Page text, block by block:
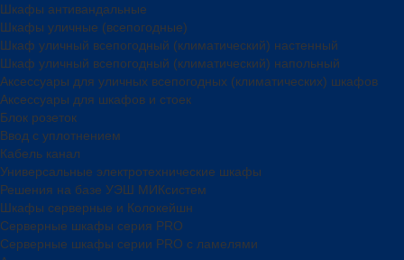
Шкафы антивандальные
Шкафы уличные (всепогодные)
Шкаф уличный всепогодный (климатический) настенный
Шкаф уличный всепогодный (климатический) напольный
Аксессуары для уличных всепогодных (климатических) шкафов
Аксессуары для шкафов и стоек
Блок розеток
Ввод с уплотнением
Кабель канал
Универсальные электротехнические шкафы
Решения на базе УЭШ МИКсистем
Шкафы серверные и Колокейшн
Серверные шкафы серия PRO
Серверные шкафы серии PRO с ламелями